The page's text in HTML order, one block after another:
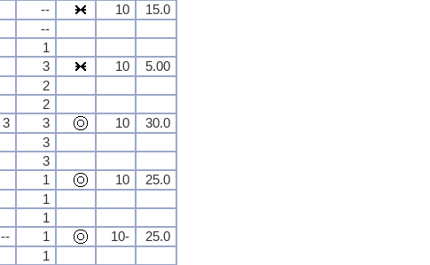
-- 10
15.0
--
1
3 10
5.00
2
2
3 3 10
30.0
3
3
1 10
25.0
1
1
-- 1 10-
25.0
1